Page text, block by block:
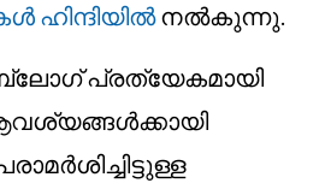
ഹിന്ദിയിൽനൽകുന്നു.
പ്രത്യേകമായി